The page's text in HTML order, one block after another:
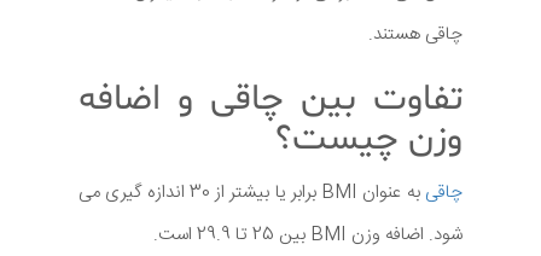
چاقی هستند.
تفاوت بین چاقی و اضافه
وزن چیست؟
چاقی
به عنوان BMI برابر یا بیشتر از 30 اندازه گیری می
شود. اضافه وزن BMI بین 25 تا 29.9 است.